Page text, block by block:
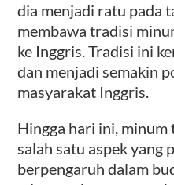
dia menjadi ratu pada
membawa tradisi
ke Inggris. Tradisi ini
dan menjadi semakin
masyarakat Inggris.
Hingga hari ini, minum
salah satu aspek yang
berpengaruh dalam